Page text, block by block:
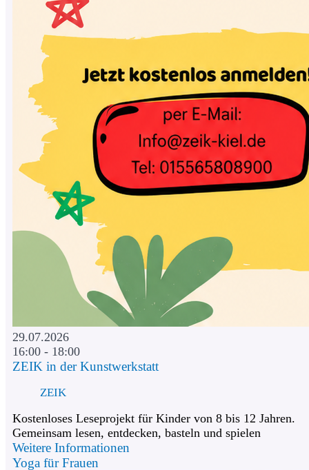
29.07.2026
16:00 - 18:00
ZEIK in der Kunstwerkstatt
ZEIK
Kostenloses Leseprojekt für Kinder von 8 bis 12 Jahren.
Gemeinsam lesen, entdecken, basteln und spielen
Weitere Informationen
Yoga für Frauen